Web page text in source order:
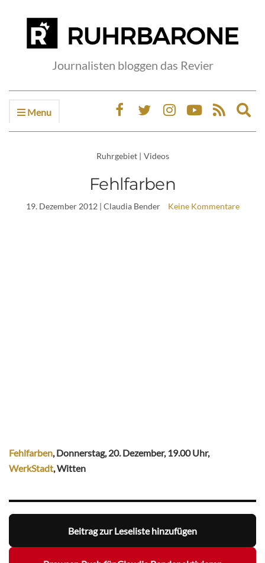
Journalisten bloggen das Revier
Menu
Ruhrgebiet | Videos
Fehlfarben
19. Dezember 2012| Claudia Bender Keine Kommentare
Fehlfarben, Donnerstag, 20. Dezember, 19.00 Uhr,
WerkStadt, Witten
Beitrag zur Leseliste hinzufügen